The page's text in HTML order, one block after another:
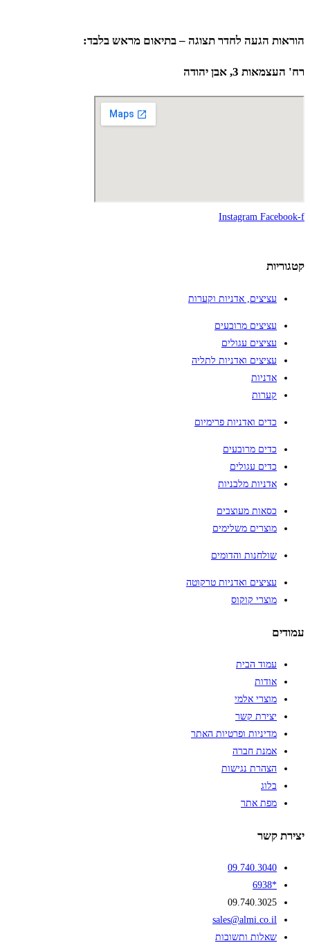
הוראות הגעה לחדר תצוגה – בתיאום מראש בלבד:
רח' העצמאות 3, אבן יהודה
Instagram Facebook-f
קטגוריות
עציצים, אדניות וקערות
עציצים מרובעים
עציצים עגולים
עציצים ואדניות לתליה
אדניות
קערות
כדים ואדניות פרימיום
כדים מרובעים
כדים עגולים
אדניות מלבניות
כסאות מעוצבים
מוצרים משלימים
שולחנות והדומים
עציצים ואדניות טרקוטה
מוצרי קוקוס
עמודים
עמוד הבית
אודות
מוצרי אלמי
יצירת קשר
מדיניות ופרטיות האתר
אמנת חברה
הצהרת נגישות
בלוג
מפת אתר
יצירת קשר
09.740.3040
*6938
09.740.3025
sales@almi.co.il
שאלות ותשובות